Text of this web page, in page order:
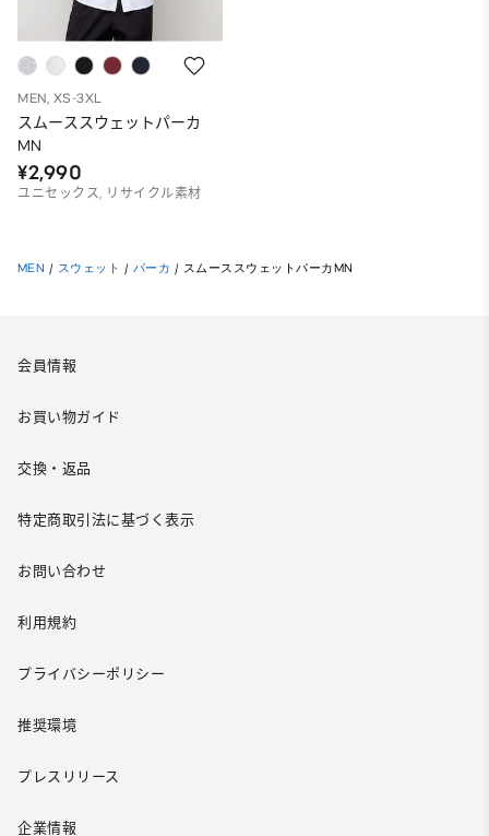
MEN, XS-3XL
スムーススウェットパーカ
MN
¥2,990
ユニセックス, リサイクル素材
MEN / スウェット / パーカ / スムーススウェットパーカMN
会員情報
お買い物ガイド
交換・返品
特定商取引法に基づく表示
お問い合わせ
利用規約
プライバシーポリシー
推奨環境
プレスリリース
企業情報